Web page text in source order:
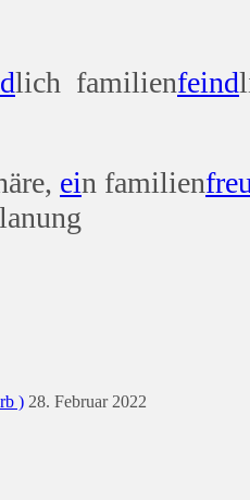
lich familienfeind
ein familien
) 28. Februar 2022